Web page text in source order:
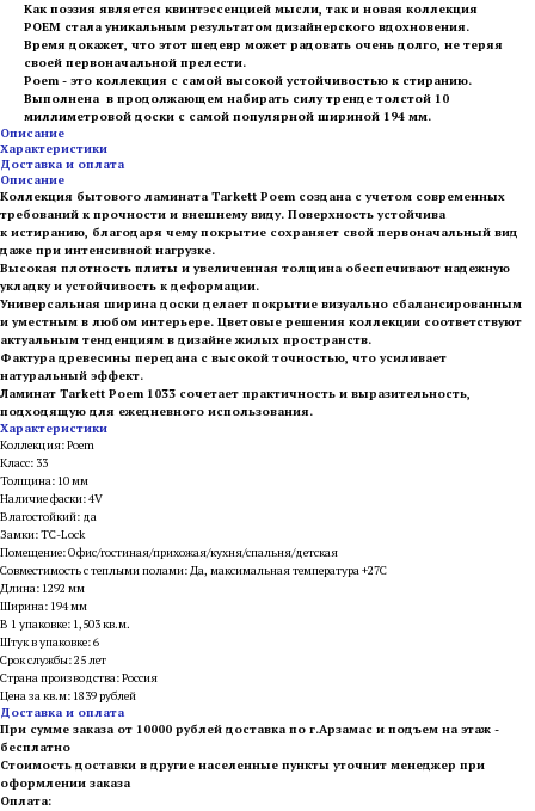
Как поэзия является квинтэссенцией мысли, так и новая коллекция
POEM стала уникальным результатом дизайнерского вдохновения.
Время докажет, что этот шедевр может радовать очень долго, не теряя
своей первоначальной прелести.
Poem - это коллекция с самой высокой устойчивостью к стиранию.
Выполнена в продолжающем набирать силу тренде толстой 10
миллиметровой доски с самой популярной шириной 194 мм.
Описание
Характеристики
Доставка и оплата
Описание
Коллекция бытового ламината Tarkett Poem создана с учетом современных
требований к прочности и внешнему виду. Поверхность устойчива
к истиранию, благодаря чему покрытие сохраняет свой первоначальный вид
даже при интенсивной нагрузке.
Высокая плотность плиты и увеличенная толщина обеспечивают надежную
укладку и устойчивость к деформации.
Универсальная ширина доски делает покрытие визуально сбалансированным
и уместным в любом интерьере. Цветовые решения коллекции соответствуют
актуальным тенденциям в дизайне жилых пространств.
Фактура древесины передана с высокой точностью, что усиливает
натуральный эффект.
Ламинат Tarkett Poem 1033 сочетает практичность и выразительность,
подходящую для ежедневного использования.
Характеристики
Коллекция: Poem
Класс: 33
Толщина: 10 мм
Наличие фаски: 4V
Влагостойкий: да
Замки: TC-Lock
Помещение: Офис/гостиная/прихожая/кухня/спальня/детская
Совместимость с теплыми полами: Да, максимальная температура +27С
Длина: 1292 мм
Ширина: 194 мм
В 1 упаковке: 1,503 кв.м.
Штук в упаковке: 6
Срок службы: 25 лет
Страна производства: Россия
Цена за кв.м: 1839 рублей
Доставка и оплата
При сумме заказа от 10000 рублей доставка по г.Арзамас и подъем на этаж -
бесплатно
Стоимость доставки в другие населенные пункты уточнит менеджер при
оформлении заказа
Оплата: